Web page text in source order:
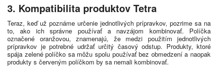
3. Kompatibilita produktov Tetra
Teraz, keď už poznáme určenie jednotlivých prípravkov, pozrime sa na
to, ako ich správne používať a navzájom kombinovať. Políčka
označené oranžovou, znamenajú, že medzi použitím jednotlivých
prípravkov je potrebné udržať určitý časový odstup. Produkty, ktoré
spája zelené políčko sa môžu spolu používať bez obmedzení a naopak
produkty s červeným políčkom by sa nemali kombinovať.